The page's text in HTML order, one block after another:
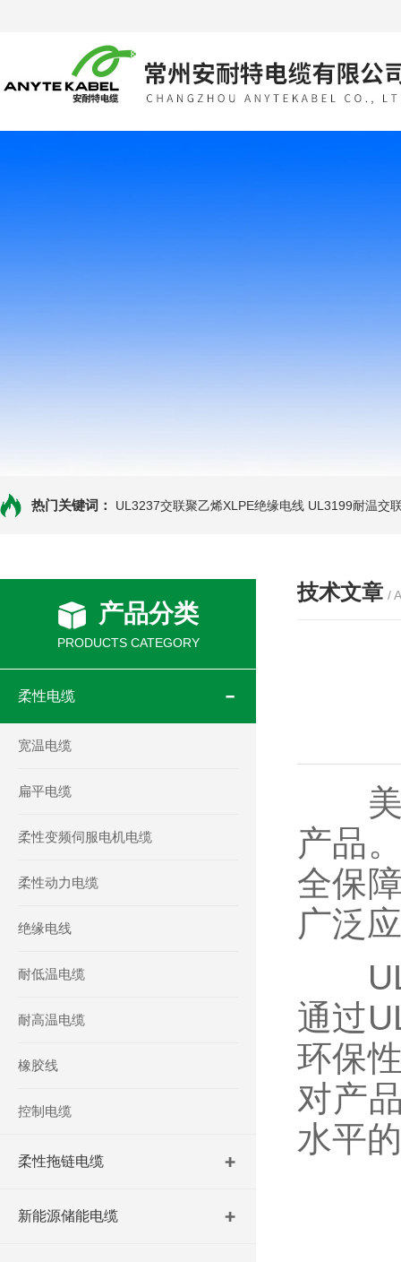
热门关键词： UL3237交联聚乙烯XLPE绝缘电线 UL3199耐温交
产品分类
PRODUCTS CATEGORY
柔性电缆
宽温电缆
扁平电缆
柔性变频伺服电机电缆
柔性动力电缆
绝缘电线
耐低温电缆
耐高温电缆
橡胶线
控制电缆
柔性拖链电缆
新能源储能电缆
技术文章 /
美标
产品
全保
广泛
UL
通过
环保
对产
水平